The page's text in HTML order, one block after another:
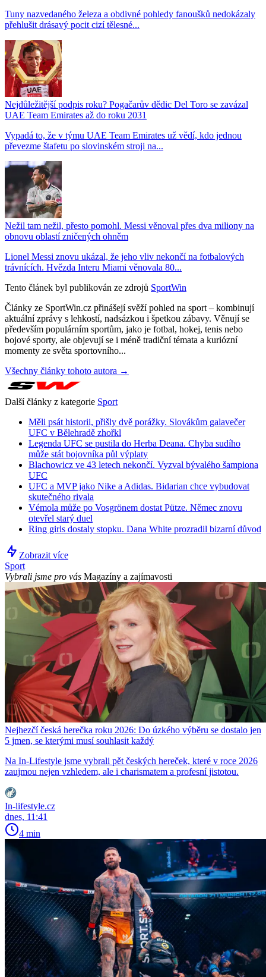
Tuny nazvedaného železa a obdivné pohledy fanoušků nedokázaly
přehlušit drásavý pocit cizí tělesné...
Nejdůležitější podpis roku? Pogačarův dědic Del Toro se zavázal
UAE Team Emirates až do roku 2031
Vypadá to, že v týmu UAE Team Emirates už vědí, kdo jednou
převezme štafetu po slovinském stroji na...
Nežil tam nežil, přesto pomohl. Messi věnoval přes dva miliony na
obnovu oblastí zničených ohněm
Lionel Messi znovu ukázal, že jeho vliv nekončí na fotbalových
trávnících. Hvězda Interu Miami věnovala 80...
Tento článek byl publikován ze zdrojů SportWin
Články ze SportWin.cz přinášejí svěží pohled na sport – kombinují
aktuální zprávy s lehkostí, nadsázkou i špetkou zábavy. Věnují se
především populárním sportům, jako je fotbal, hokej, tenis nebo
bojové sporty, ale objevují se i méně tradiční témata a kuriózní
momenty ze světa sportovního...
Všechny články tohoto autora →
Další články z kategorie Sport
Měli psát historii, přišly dvě porážky. Slovákům galavečer
UFC v Bělehradě zhořkl
Legenda UFC se pustila do Herba Deana. Chyba sudího
může stát bojovníka půl výplaty
Blachowicz ve 43 letech nekončí. Vyzval bývalého šampiona
UFC
UFC a MVP jako Nike a Adidas. Bidarian chce vybudovat
skutečného rivala
Vémola může po Vosgrönem dostat Pütze. Němec znovu
otevřel starý duel
Ring girls dostaly stopku. Dana White prozradil bizarní důvod
Zobrazit více
Sport
Vybrali jsme pro vás Magazíny a zajímavosti
Nejhezčí česká herečka roku 2026: Do úzkého výběru se dostalo jen
5 jmen, se kterými musí souhlasit každý
Na In-Lifestyle jsme vybrali pět českých hereček, které v roce 2026
zaujmou nejen vzhledem, ale i charismatem a profesní jistotou.
In-lifestyle.cz
dnes, 11:41
4 min